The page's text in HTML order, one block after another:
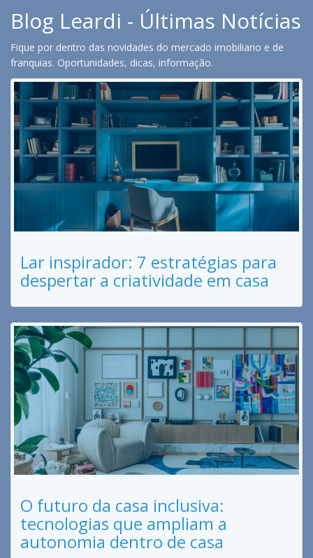
Blog Leardi - Últimas Notícias
Fique por dentro das novidades do mercado imobiliario e de
franquias. Oportunidades, dicas, informação.
Lar inspirador: 7 estratégias para
despertar a criatividade em casa
O futuro da casa inclusiva:
tecnologias que ampliam a
autonomia dentro de casa